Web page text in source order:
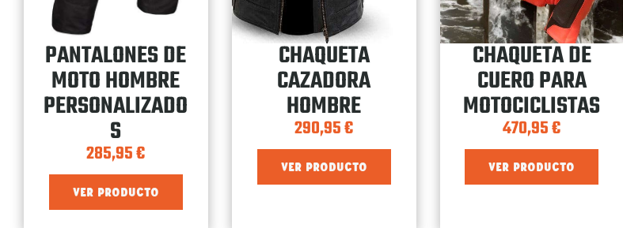
PANTALONES DE
MOTO HOMBRE
PERSONALIZADO
S
285,95€
VER PRODUCTO
CHAQUETA
CAZADORA
HOMBRE
290,95€
VER PRODUCTO
CHAQUETA DE
CUERO PARA
MOTOCICLISTAS
470,95€
VER PRODUCTO